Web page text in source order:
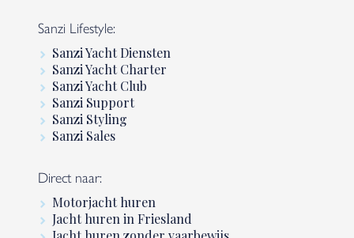
Sanzi Lifestyle:
Sanzi Yacht Diensten
Sanzi Yacht Charter
Sanzi Yacht Club
Sanzi Support
Sanzi Styling
Sanzi Sales
Direct naar:
Motorjacht huren
Jacht huren in Friesland